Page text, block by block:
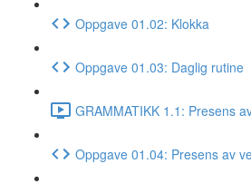
Oppgave 01.02: Klokka
Oppgave 01.03: Daglig rutine
GRAMMATIKK 1.1: Presens
Oppgave 01.04: Presens av